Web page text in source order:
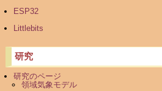
ESP32
Littlebits
研究
研究のページ
領域気象モデル